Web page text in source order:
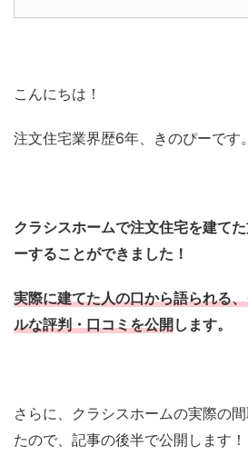
こんにちは！
注文住宅業界歴6年、きのぴーです。
クラシスホームで注文住宅を建て
ーすることができました！
実際に建てた人の口から語られる
ルな評判・口コミを公開します。
さらに、クラシスホームの実際の
たので、記事の後半で公開します！